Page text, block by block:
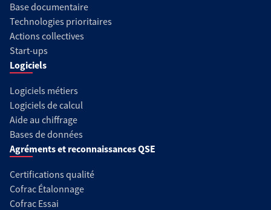
Base documentaire
Technologies prioritaires
Actions collectives
Start-ups
Logiciels
Logiciels métiers
Logiciels de calcul
Aide au chiffrage
Bases de données
Agréments et reconnaissances QSE
Certifications qualité
Cofrac Étalonnage
Cofrac Essai